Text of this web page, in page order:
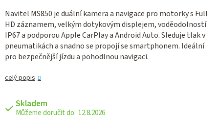
Navitel MS850 je duální kamera a navigace pro motorky s Full
HD záznamem, velkým dotykovým displejem, voděodolností
IP67 a podporou Apple CarPlay a Android Auto. Sleduje tlak v
pneumatikách a snadno se propojí se smartphonem. Ideální
pro bezpečnější jízdu a pohodlnou navigaci.
celý popis
Skladem
12.8.2026